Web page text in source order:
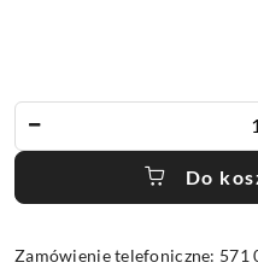
Do
Zamówienie telefoniczne: 571